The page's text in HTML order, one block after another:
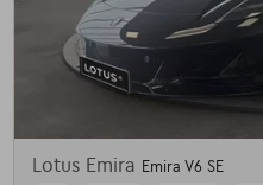
Lotus Emira Emira V6 SE